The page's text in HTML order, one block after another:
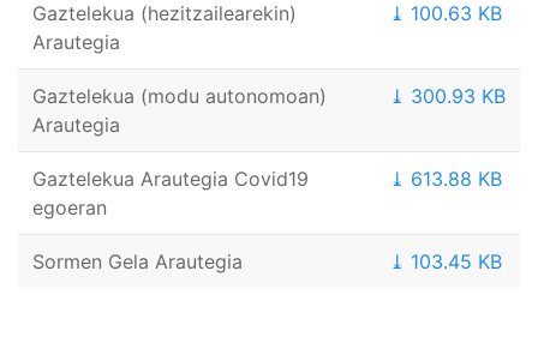
Gaztelekua (hezitzailearekin)
Arautegia
⤓ 100.63 KB
Gaztelekua (modu autonomoan)
Arautegia
⤓ 300.93 KB
Gaztelekua Arautegia Covid19
egoeran
⤓ 613.88 KB
Sormen Gela Arautegia ⤓ 103.45 KB